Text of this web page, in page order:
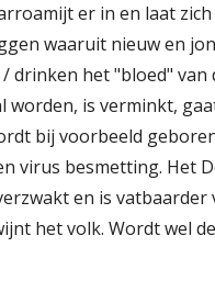
er in en laat
waaruit nieuw en
drinken het "bloed" van
worden, is verminkt,
bij voorbeeld
virus besmetting. Het
en is vatbaarder
het volk. Wordt wel de